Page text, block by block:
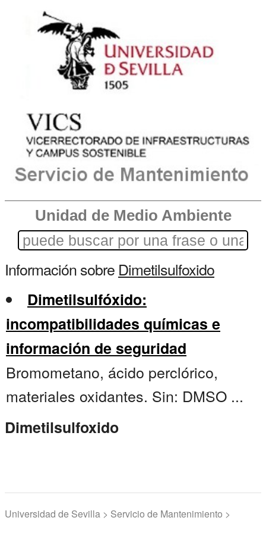
Unidad de Medio Ambiente
Información sobre Dimetilsulfoxido
Dimetilsulfóxido:
incompatibilidades químicas e
información de seguridad
Bromometano, ácido perclórico,
materiales oxidantes. Sin: DMSO ...
Dimetilsulfoxido
Universidad de Sevilla > Servicio de Mantenimiento >